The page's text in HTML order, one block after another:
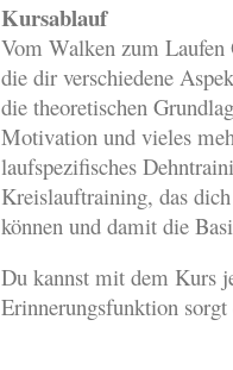
Kursablauf
Vom Walken zum Laufen
die dir verschiedene
die theoretischen
Motivation und vieles
laufspezifisches
Kreislauftraining, das
können und damit die
Du kannst mit dem Kurs
Erinnerungsfunktion sorgt